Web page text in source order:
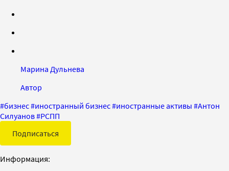
Марина Дульнева
Автор
#бизнес#иностранный бизнес#иностранные активы #Антон
Силуанов#РСПП
Подписаться
Информация: